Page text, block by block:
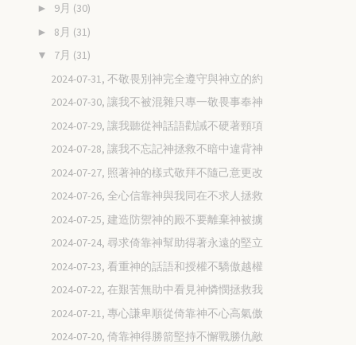
► 9月 (30)
► 8月 (31)
▼ 7月 (31)
2024-07-31, 不敬畏別神完全遵守與神立的約
2024-07-30, 讓我不被混雜只專一敬畏事奉神
2024-07-29, 讓我聽從神話語勸誡不硬著頸項
2024-07-28, 讓我不忘記神拯救不暗中違背神
2024-07-27, 照著神的樣式敬拜不隨己意更改
2024-07-26, 全心信靠神與我同在不求人拯救
2024-07-25, 建造防禦神的殿不要離棄神被擄
2024-07-24, 尋求倚靠神幫助得著永遠的堅立
2024-07-23, 看重神的話語和授權不驕傲越權
2024-07-22, 在艱苦無助中看見神憐憫拯救我
2024-07-21, 專心謙卑順從倚靠神不心高氣傲
2024-07-20, 倚靠神得勝箭堅持不懈戰勝仇敵